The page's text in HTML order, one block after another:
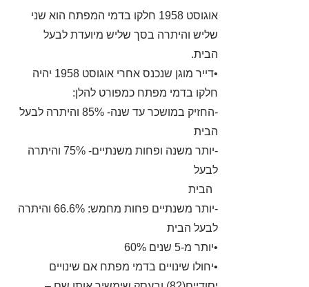
אוגוסט 1958 חלקו בדמי המפתח הוא שני
שליש והיתרה בסך שליש מיועדת לבעל
הבית.
•דייר מוגן שנכנס אחרי אוגוסט 1958 יהיה
חלקו בדמי מפתח כמפורט להלן:
-החזיק במושכר עד שנה- 85% והיתרה לבעל
הבית
-יותר משנה ופחות משנתיים- 75% והיתרה
לבעל
הבית
-יותר משנתיים פחות מחמש: 66.6% והיתרה
לבעל הבית
•יותר מ-5 שנים 60%
•יחולו שינויים בדמי מפתח אם שינויים